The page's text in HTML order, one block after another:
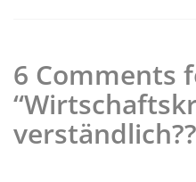
6 Comments